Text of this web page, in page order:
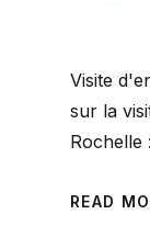
Visite
sur la
Rochelle
READ